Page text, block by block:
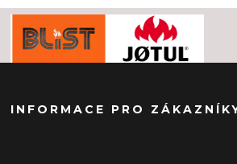
INFORMACE PRO